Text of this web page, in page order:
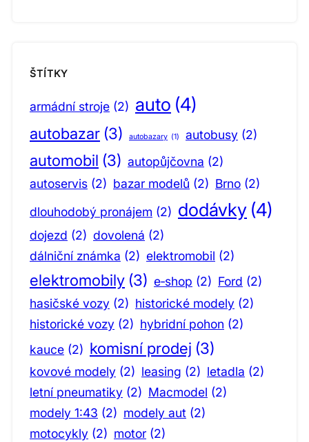
ŠTÍTKY
armádní stroje (2) auto (4)
autobazar (3) autobazary (1) autobusy (2)
automobil (3) autopůjčovna (2)
autoservis (2) bazar modelů (2) Brno (2)
dlouhodobý pronájem (2) dodávky (4)
dojezd (2) dovolená (2)
dálniční známka (2) elektromobil (2)
elektromobily (3) e‑shop (2) Ford (2)
hasičské vozy (2) historické modely (2)
historické vozy (2) hybridní pohon (2)
kauce (2) komisní prodej (3)
kovové modely (2) leasing (2) letadla (2)
letní pneumatiky (2) Macmodel (2)
modely 1:43 (2) modely aut (2)
motocykly (2) motor (2)